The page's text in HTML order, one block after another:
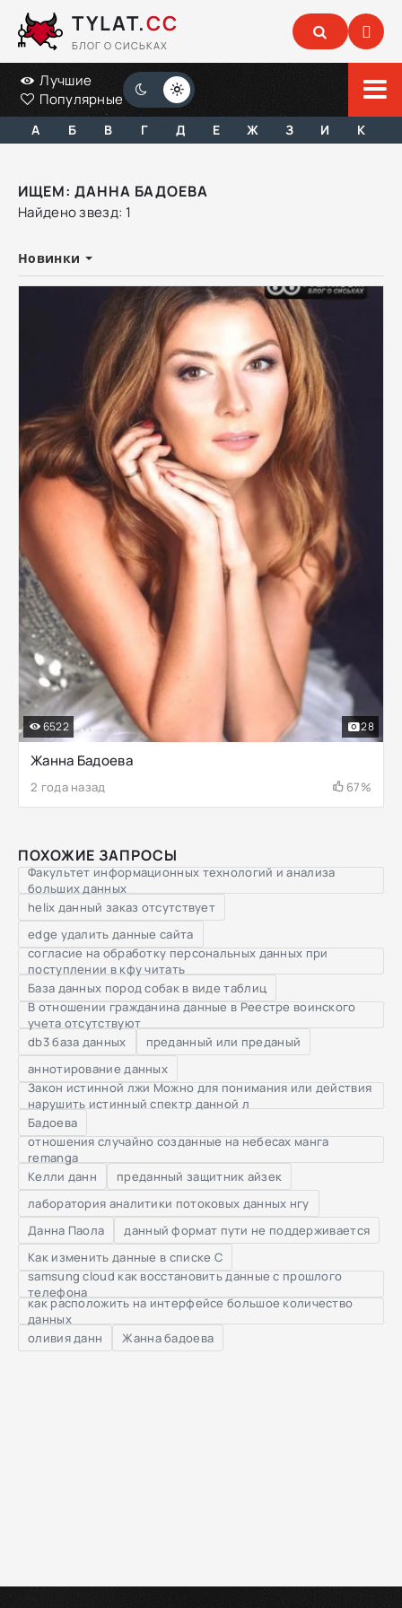
TYLAT.CC
БЛОГ О СИСЬКАХ
Лучшие
Популярные
А Б В Г Д Е Ж З И К
ИЩЕМ: ДАННА БАДОЕВА
Найдено звезд: 1
Новинки
Жанна Бадоева
2 года назад 67%
6522 28
ПОХОЖИЕ ЗАПРОСЫ
Факультет информационных технологий и анализа
больших данных
helix данный заказ отсутствует
edge удалить данные сайта
согласие на обработку персональных данных при
поступлении в кфу читать
База данных пород собак в виде таблиц
В отношении гражданина данные в Реестре воинского
учета отсутствуют
db3 база данных
преданный или преданый
аннотирование данных
Закон истинной лжи Можно для понимания или действия
нарушить истинный спектр данной л
Бадоева
отношения случайно созданные на небесах манга
remanga
Келли данн
преданный защитник айзек
лаборатория аналитики потоковых данных нгу
Данна Паола
данный формат пути не поддерживается
Как изменить данные в списке С
samsung cloud как восстановить данные с прошлого
телефона
как расположить на интерфейсе большое количество
данных
оливия данн
Жанна бадоева